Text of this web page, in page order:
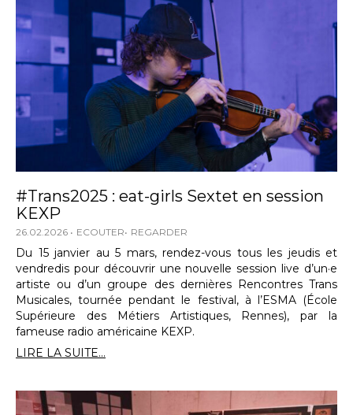
#Trans2025 : eat-girls Sextet en session
KEXP
26.02.2026 ECOUTER REGARDER
Du 15 janvier au 5 mars, rendez-vous tous les jeudis et
vendredis pour découvrir une nouvelle session live d’un·e
artiste ou d’un groupe des dernières Rencontres Trans
Musicales, tournée pendant le festival, à l’ESMA (École
Supérieure des Métiers Artistiques, Rennes), par la
fameuse radio américaine KEXP.
LIRE LA SUITE...